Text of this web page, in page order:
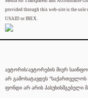
provided through this web-site is the
USAID or IREX.
ავტორის/ავტორების მიერ
არ გამოხატავდეს "საქართველოს
ფონდი არ არის პასუხისმგებელი